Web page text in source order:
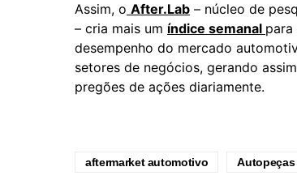
Assim, o After.Lab – núcleo de
– cria mais um índice semanal
desempenho do mercado
setores de negócios, gerando
pregões de ações diariamente.
aftermarket automotivo Autopeças